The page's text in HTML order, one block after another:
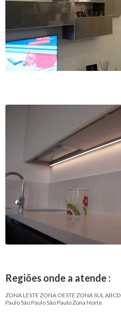
Regiões onde a atende :
ZONA LESTE ZONA OESTE ZONA SUL ABCD
PauloSão PauloSão PauloZona Norte